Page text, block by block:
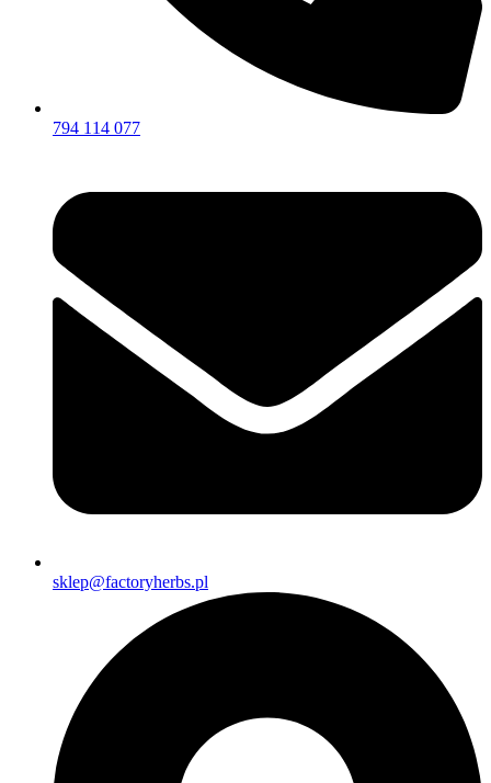
794 114 077
sklep@factoryherbs.pl